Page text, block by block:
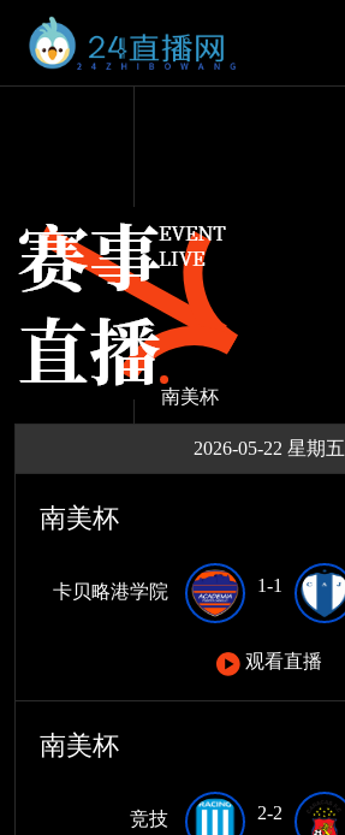
南美杯
2026-05-22 星期五
南美杯
卡贝略港学院 1-1
观看直播
南美杯
竞技 2-2